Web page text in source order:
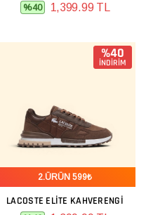
%40 1,399.99 TL
%40
İNDİRİM
2.ÜRÜN 599₺
LACOSTE ELITE KAHVERENGI